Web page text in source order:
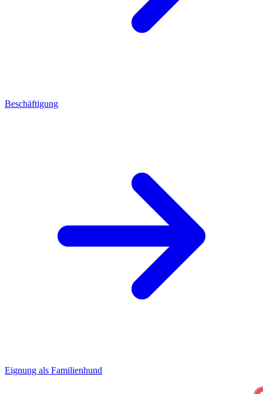
Beschäftigung
Eignung als Familienhund